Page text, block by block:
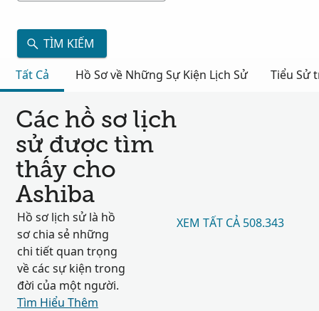
TÌM KIẾM
Tất Cả
Hồ Sơ về Những Sự Kiện Lịch Sử Tiểu Sử
Các hồ sơ lịch
sử được tìm
thấy cho
Ashiba
Hồ sơ lịch sử là hồ
sơ chia sẻ những
chi tiết quan trọng
về các sự kiện trong
đời của một người.
Tìm Hiểu Thêm
XEM TẤT CẢ 508.343